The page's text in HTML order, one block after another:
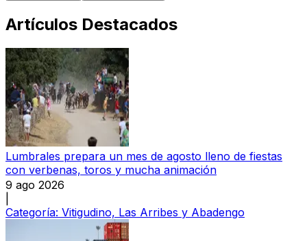
Artículos Destacados
Lumbrales prepara un mes de agosto lleno de fiestas
con verbenas, toros y mucha animación
9 ago 2026
Categoría: Vitigudino, Las Arribes y Abadengo